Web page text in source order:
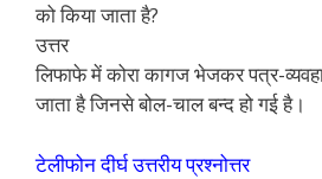
को किया जाता है?
उत्तर
लिफाफे में कोरा कागज भेजकर पत्र-
जाता है जिनसे बोल-चाल बन्द हो गई है।
टेलीफोन दीर्घ उत्तरीय प्रश्नोत्तर